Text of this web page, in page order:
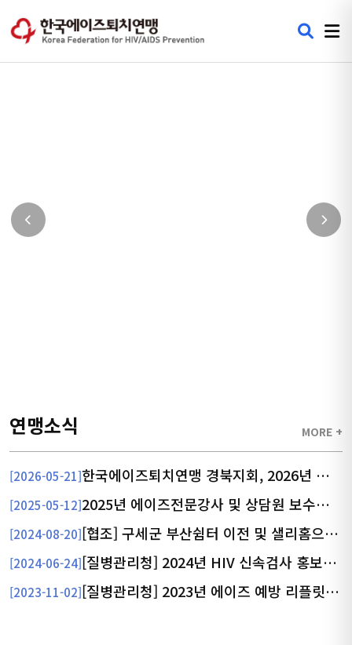
에이즈에 대한 모든 것 바로알기, 일상생활에서의 에이즈의 감염예방
에이즈바로알기캠페인
에이즈 예방의 중요성을 알리기 위해 성활동이 가장 활발한 20대가 많
축제 현장에 홍보부스를 설치하여 홍보효과를 높입니다.
연맹소식 MORE +
[2026-05-21] 한국에이즈퇴치연맹 경북지회, 2026년 임원 에이즈 대응 역량강화 세미나 개최
[2025-05-12] 2025년 에이즈전문강사 및 상담원 보수교육 실시
[2024-08-20] [협조] 구세군 부산쉼터 이전 및 샐리홈으로 명칭 변경
[2024-06-24] [질병관리청] 2024년 HIV 신속검사 홍보물 배포 안내
[2023-11-02] [질병관리청] 2023년 에이즈 예방 리플릿 및 포스터